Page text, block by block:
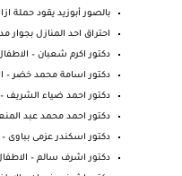
بالصور أبوزيد يقود حملة
احتراق احد المنازل
دكتور اكرم شعبان –
دكتور اسامة محمد خضر –
دكتور احمد ضياء الشريف –
دكتور احمد محمد عبد
دكتور اسكندر عزمى بباوى –
دكتور اشرف سالم –